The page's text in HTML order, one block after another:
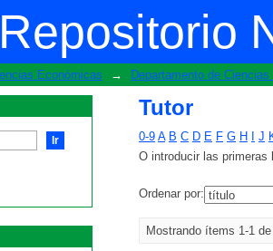
Repositorio
Económicas → Departamento de
Tutor
0-9 A B C D E F G H J
O introducir las primeras
Ordenar por:
Mostrando ítems 1-1